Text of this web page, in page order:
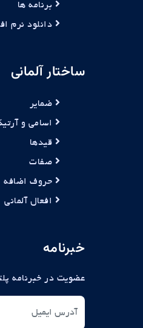
برنامه ها
دانلود نرم
ساختار آلمانی
ضمایر
اسامی و
قیدها
صفات
حروف اضافه
افعال آلمانی
خبرنامه
عضویت در خبرنامه